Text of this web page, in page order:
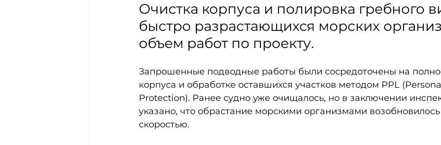
Очистка корпуса и полировка гребного
быстро разрастающихся морских
объем работ по проекту.
Запрошенные подводные работы были сосредоточены на
корпуса и обработке оставшихся участков методом PPL
Protection). Ранее судно уже очищалось, но в заключении
указано, что обрастание морскими организмами
скоростью.